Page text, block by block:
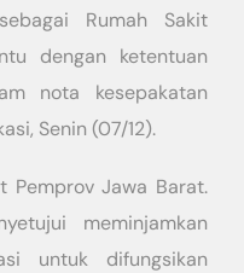
Rumah Sakit
dengan ketentuan
nota kesepakatan
Senin (07/12).
Pemprov Jawa Barat.
meminjamkan
untuk difungsikan